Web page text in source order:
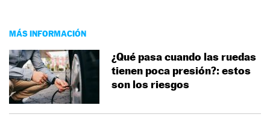
MÁS INFORMACIÓN
¿Qué pasa cuando las ruedas
tienen poca presión?: estos
son los riesgos